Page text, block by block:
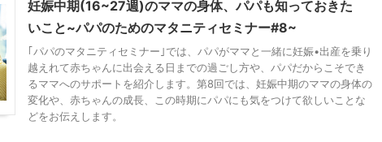
妊娠中期(16~27週)のママの身体、パパも知っておきた
いこと~パパのためのマタニティセミナー#8~
｢パパのマタニティセミナー｣では、パパがママと一緒に妊娠•出産を乗り
越えれて赤ちゃんに出会える日までの過ごし方や、パパだからこそでき
るママへのサポートを紹介します。第8回では、妊娠中期のママの身体の
変化や、赤ちゃんの成長、この時期にパパにも気をつけて欲しいことな
どをお伝えします。